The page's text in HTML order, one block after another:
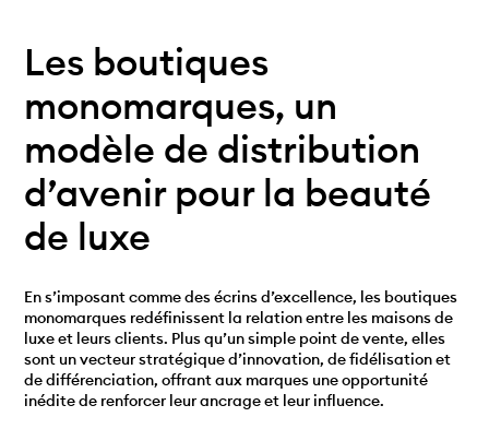
Les boutiques
monomarques, un
modèle de distribution
d’avenir pour la beauté
de luxe
En s’imposant comme des écrins d’excellence, les boutiques
monomarques redéfinissent la relation entre les maisons de
luxe et leurs clients. Plus qu’un simple point de vente, elles
sont un vecteur stratégique d’innovation, de fidélisation et
de différenciation, offrant aux marques une opportunité
inédite de renforcer leur ancrage et leur influence.